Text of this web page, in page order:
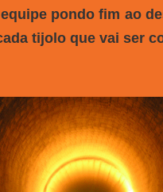
pondo fim ao
tijolo que vai ser